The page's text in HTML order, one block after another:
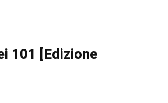
101 [Edizione